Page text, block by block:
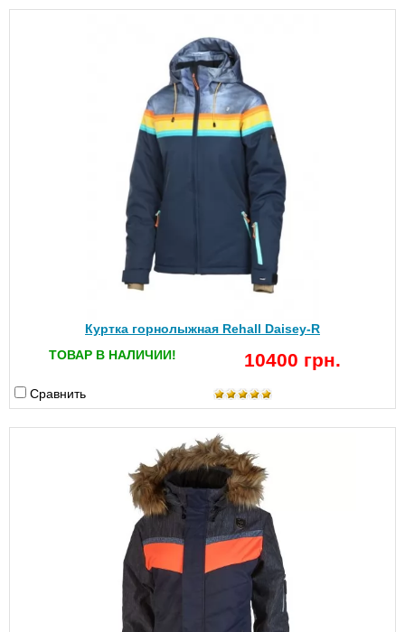
Куртка горнолыжная Rehall Daisey-R
ТОВАР В НАЛИЧИИ!
10400 грн.
Сравнить